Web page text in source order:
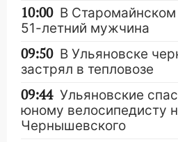
10:00 В Старомайнском
51-летний мужчина
09:50 В Ульяновске
застрял в тепловозе
09:44 Ульяновские
юному велосипедисту
Чернышевского